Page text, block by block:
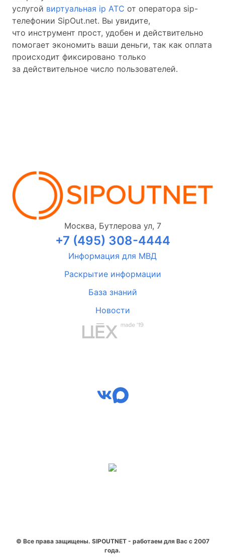
услугой виртуальная ip АТС от оператора sip-
телефонии SipOut.net. Вы увидите,
что инструмент прост, удобен и действительно
помогает экономить ваши деньги, так как оплата
происходит фиксировано только
за действительное число пользователей.
Москва, Бутлерова ул, 7
+7 (495) 308-4444
Информация для МВД
Раскрытие информации
База знаний
Новости
© Все права защищены. SIPOUTNET - работаем для Вас с 2007
года.